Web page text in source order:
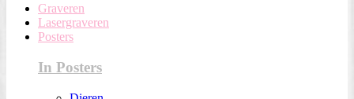
Graveren
Lasergraveren
Posters
In Posters